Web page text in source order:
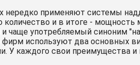
нередко применяют системы
количество и в итоге - мощность
чаще употребляемый синоним
используют два основных
У каждого свои преимущества